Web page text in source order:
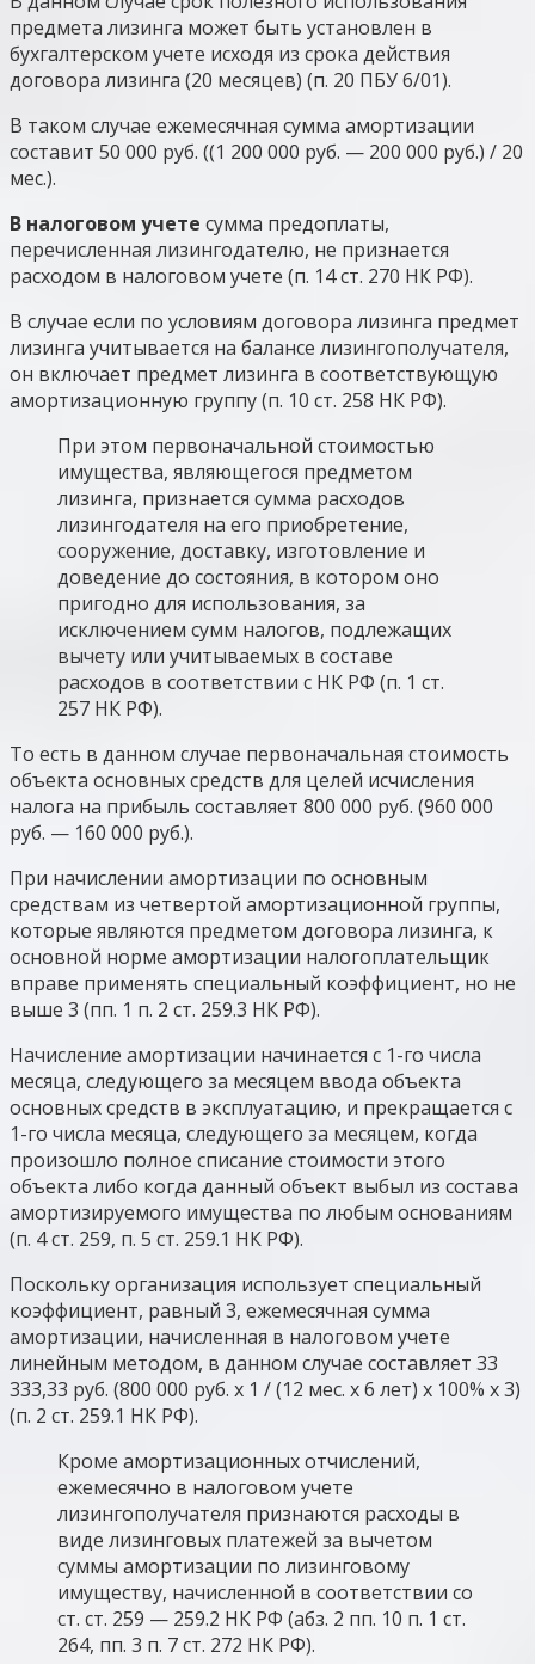
предмета лизинга может быть установлен в
бухгалтерском учете исходя из срока действия
договора лизинга (20 месяцев) (п. 20 ПБУ 6/01).
В таком случае ежемесячная сумма амортизации
составит 50 000 руб. ((1 200 000 руб. — 200 000 руб.) / 20
мес.).
В налоговом учете сумма предоплаты,
перечисленная лизингодателю, не признается
расходом в налоговом учете (п. 14 ст. 270 НК РФ).
В случае если по условиям договора лизинга предмет
лизинга учитывается на балансе лизингополучателя,
он включает предмет лизинга в соответствующую
амортизационную группу (п. 10 ст. 258 НК РФ).
При этом первоначальной стоимостью
имущества, являющегося предметом
лизинга, признается сумма расходов
лизингодателя на его приобретение,
сооружение, доставку, изготовление и
доведение до состояния, в котором оно
пригодно для использования, за
исключением сумм налогов, подлежащих
вычету или учитываемых в составе
расходов в соответствии с НК РФ (п. 1 ст.
257 НК РФ).
То есть в данном случае первоначальная стоимость
объекта основных средств для целей исчисления
налога на прибыль составляет 800 000 руб. (960 000
руб. — 160 000 руб.).
При начислении амортизации по основным
средствам из четвертой амортизационной группы,
которые являются предметом договора лизинга, к
основной норме амортизации налогоплательщик
вправе применять специальный коэффициент, но не
выше 3 (пп. 1 п. 2 ст. 259.3 НК РФ).
Начисление амортизации начинается с 1-го числа
месяца, следующего за месяцем ввода объекта
основных средств в эксплуатацию, и прекращается с
1-го числа месяца, следующего за месяцем, когда
произошло полное списание стоимости этого
объекта либо когда данный объект выбыл из состава
амортизируемого имущества по любым основаниям
(п. 4 ст. 259, п. 5 ст. 259.1 НК РФ).
Поскольку организация использует специальный
коэффициент, равный 3, ежемесячная сумма
амортизации, начисленная в налоговом учете
линейным методом, в данном случае составляет 33
333,33 руб. (800 000 руб. x 1 / (12 мес. x 6 лет) x 100% x 3)
(п. 2 ст. 259.1 НК РФ).
Кроме амортизационных отчислений,
ежемесячно в налоговом учете
лизингополучателя признаются расходы в
виде лизинговых платежей за вычетом
суммы амортизации по лизинговому
имуществу, начисленной в соответствии со
ст. ст. 259 — 259.2 НК РФ (абз. 2 пп. 10 п. 1 ст.
264, пп. 3 п. 7 ст. 272 НК РФ).